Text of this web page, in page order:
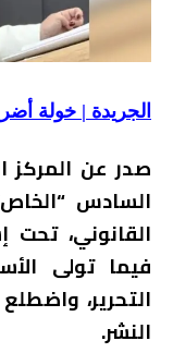
الجريدة | خولة
صدر عن المركز
السادس
القانوني، تحت
فيما تولى
التحرير،
النشر.